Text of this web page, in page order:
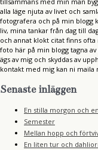
alla läge njuta av livet och
fotografera och på min
liv, mina tankar från dag till
och annat klokt citat finns
foto här på min blogg tagna
ägs av mig och skyddas av
kontakt med mig kan ni maila
Senaste inläggen
En stilla morgon och
Semester
Mellan hopp och
En liten tur och